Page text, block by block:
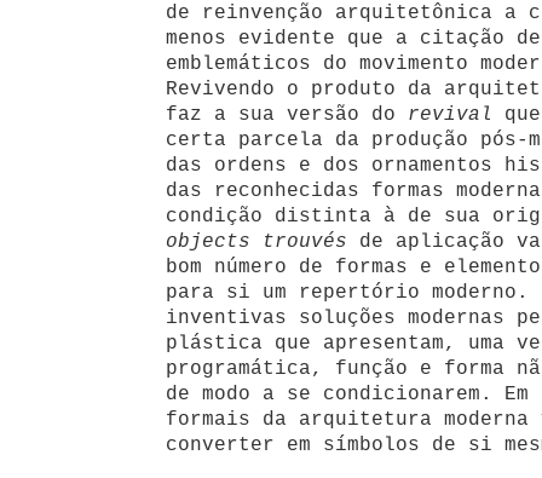
de reinvenção arquitetônica a
menos evidente que a citação
emblemáticos do movimento
Revivendo o produto da
faz a sua versão do revival
certa parcela da produção pós-
das ordens e dos ornamentos
das reconhecidas formas
condição distinta à de sua
objects trouvés de aplicação
bom número de formas e
para si um repertório moderno.
inventivas soluções modernas
plástica que apresentam, uma
programática, função e forma
de modo a se condicionarem.
formais da arquitetura moderna
converter em símbolos de si